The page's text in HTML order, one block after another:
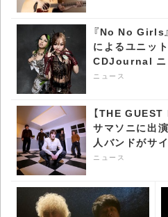
『No No Girls
によるユニッ
CDJournal ニ
ニュース
【THE GUEST
サマソニに出
人バンドがサ
ニュース
ニュース